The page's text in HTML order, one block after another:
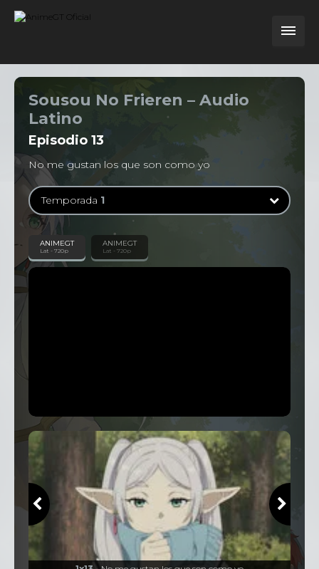
Sousou No Frieren – Audio
Latino
Episodio 13
No me gustan los que son como yo
Temporada 1
Temporada
28 Episodios
ANIMEGT
Lat - 720p
ANIMEGT
Lat - 720p